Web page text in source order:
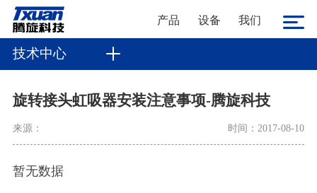
产品 设备 我们
技术中心
旋转接头虹吸器安装注意事项-腾旋科技
来源： 时间：2017-08-10
暂无数据